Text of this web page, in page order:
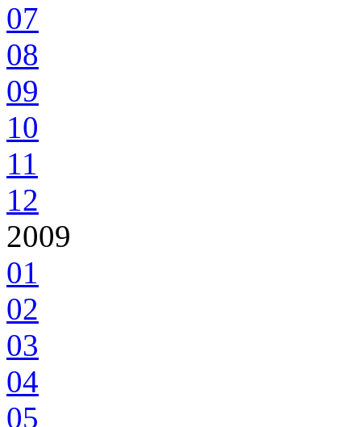
07
08
09
10
11
12
2009
01
02
03
04
05